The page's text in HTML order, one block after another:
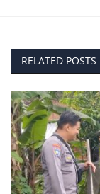
RELATED POSTS